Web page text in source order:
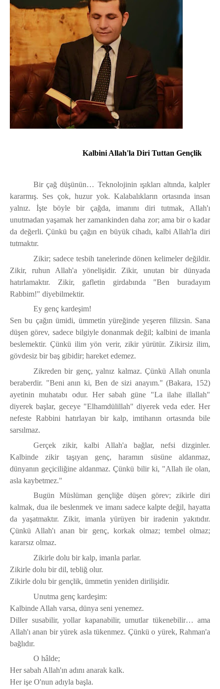
Kalbini Allah'la Diri Tuttan Gençlik
Bir çağ düşünün… Teknolojinin ışıkları altında, kalpler
kararmış. Ses çok, huzur yok. Kalabalıkların ortasında insan
yalnız. İşte böyle bir çağda, imanını diri tutmak, Allah'ı
unutmadan yaşamak her zamankinden daha zor; ama bir o kadar
da değerli. Çünkü bu çağın en büyük cihadı, kalbi Allah'la diri
tutmaktır.
Zikir; sadece tesbih tanelerinde dönen kelimeler değildir.
Zikir, ruhun Allah'a yönelişidir. Zikir, unutan bir dünyada
hatırlamaktır. Zikir, gafletin girdabında "Ben buradayım
Rabbim!" diyebilmektir.
Ey genç kardeşim!
Sen bu çağın ümidi, ümmetin yüreğinde yeşeren filizsin. Sana
düşen görev, sadece bilgiyle donanmak değil; kalbini de imanla
beslemektir. Çünküilim yön verir, zikir yürütür. Zikirsiz ilim,
gövdesiz bir baş gibidir; hareket edemez.
Zikreden bir genç, yalnız kalmaz. Çünkü Allah onunla
beraberdir. "Beni anın ki, Ben de sizi anayım." (Bakara, 152)
ayetinin muhatabı odur. Her sabah güne "La ilahe illallah"
diyerek başlar, geceye "Elhamdülillah" diyerek veda eder. Her
nefeste Rabbini hatırlayan bir kalp, imtihanın ortasında bile
sarsılmaz.
Gerçek zikir, kalbi Allah'a bağlar, nefsi dizginler.
Kalbinde zikir taşıyan genç, haramın süsüne aldanmaz,
dünyanın geçiciliğine aldanmaz. Çünkü bilir ki, "Allah ile olan,
asla kaybetmez."
Bugün Müslüman gençliğe düşen görev; zikirle diri
kalmak, dua ile beslenmek ve imanı sadece kalpte değil, hayatta
da yaşatmaktır. Zikir, imanla yürüyen bir iradenin yakıtıdır.
Çünkü Allah'ı anan bir genç, korkak olmaz; tembel olmaz;
kararsız olmaz.
Zikirle dolu bir kalp, imanla parlar.
Zikirle dolu bir dil, tebliğ olur.
Zikirle dolu bir gençlik, ümmetin yeniden dirilişidir.
Unutma genç kardeşim:
Kalbinde Allah varsa, dünya seni yenemez.
Diller susabilir, yollar kapanabilir, umutlar tükenebilir… ama
Allah'ı anan bir yürek asla tükenmez. Çünkü o yürek, Rahman'a
bağlıdır.
O hâlde;
Her sabah Allah'ın adını anarak kalk.
Her işe O'nun adıyla başla.